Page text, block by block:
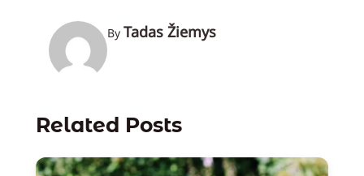
By Tadas Žiemys
Related Posts